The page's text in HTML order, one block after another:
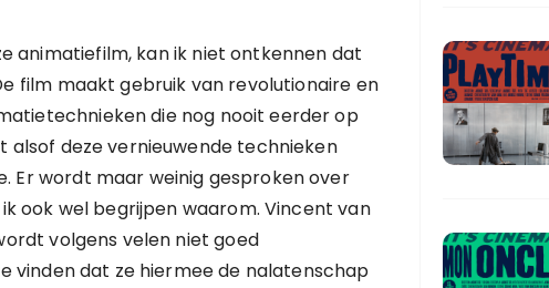
animatiefilm, kan ik niet ontkennen dat
film maakt gebruik van revolutionaire en
die nog nooit eerder op
alsof deze vernieuwende technieken
Er wordt maar weinig gesproken over
ook wel begrijpen waarom. Vincent van
volgens velen niet goed
vinden dat ze hiermee de nalatenschap